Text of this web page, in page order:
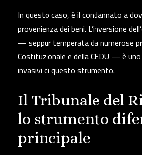
In questo caso,è il condannato a
provenienza dei beni. L’inversione
— seppur temperata da numerose
Costituzionale e della CEDU — è
invasivi di questo strumento.
Il Tribunale del
lo strumento
principale